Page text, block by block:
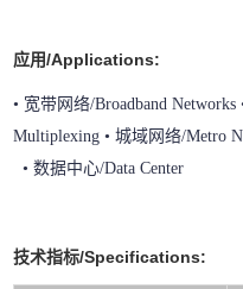
应用/Applications:
• 宽带网络/Broadband
Multiplexing • 城域网络/Metro
• 数据中心/Data Center
技术指标/Specifications: